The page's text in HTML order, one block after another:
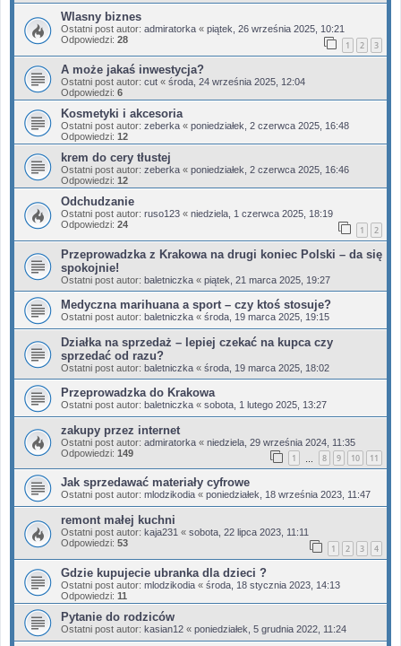
Wlasny biznes
Ostatni post autor: admiratorka « piątek, 26 września 2025, 10:21
Odpowiedzi: 28 1 2 3
A może jakaś inwestycja?
Ostatni post autor: cut « środa, 24 września 2025, 12:04
Odpowiedzi: 6
Kosmetyki i akcesoria
Ostatni post autor: zeberka « poniedziałek, 2 czerwca 2025, 16:48
Odpowiedzi: 12
krem do cery tłustej
Ostatni post autor: zeberka « poniedziałek, 2 czerwca 2025, 16:46
Odpowiedzi: 12
Odchudzanie
Ostatni post autor: ruso123 « niedziela, 1 czerwca 2025, 18:19
Odpowiedzi: 24 1 2
Przeprowadzka z Krakowa na drugi koniec Polski – da się
spokojnie!
Ostatni post autor: baletniczka « piątek, 21 marca 2025, 19:27
Medyczna marihuana a sport – czy ktoś stosuje?
Ostatni post autor: baletniczka « środa, 19 marca 2025, 19:15
Działka na sprzedaż – lepiej czekać na kupca czy
sprzedać od razu?
Ostatni post autor: baletniczka « środa, 19 marca 2025, 18:02
Przeprowadzka do Krakowa
Ostatni post autor: baletniczka « sobota, 1 lutego 2025, 13:27
zakupy przez internet
Ostatni post autor: admiratorka « niedziela, 29 września 2024, 11:35
Odpowiedzi: 149 1 8 9 10 11
Jak sprzedawać materiały cyfrowe
Ostatni post autor: mlodzikodia « poniedziałek, 18 września 2023, 11:47
remont małej kuchni
Ostatni post autor: kaja231 « sobota, 22 lipca 2023, 11:11
Odpowiedzi: 53 1 2 3 4
Gdzie kupujecie ubranka dla dzieci ?
Ostatni post autor: mlodzikodia « środa, 18 stycznia 2023, 14:13
Odpowiedzi: 11
Pytanie do rodziców
Ostatni post autor: kasian12 « poniedziałek, 5 grudnia 2022, 11:24